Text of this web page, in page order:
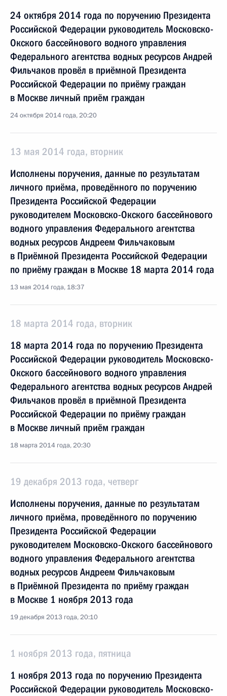
24 октября 2014 года по поручению Президента
Российской Федерации руководитель Московско-
Окского бассейнового водного управления
Федерального агентства водных ресурсов Андрей
Фильчаков провёл в приёмной Президента
Российской Федерации по приёму граждан
в Москве личный приём граждан
24 октября 2014 года, 20:20
13 мая 2014 года, вторник
Исполнены поручения, данные по результатам
личного приёма, проведённого по поручению
Президента Российской Федерации
руководителем Московско-Окского бассейнового
водного управления Федерального агентства
водных ресурсов Андреем Фильчаковым
в Приёмной Президента Российской Федерации
по приёму граждан в Москве 18 марта 2014 года
13 мая 2014 года, 18:37
18 марта 2014 года, вторник
18 марта 2014 года по поручению Президента
Российской Федерации руководитель Московско-
Окского бассейнового водного управления
Федерального агентства водных ресурсов Андрей
Фильчаков провёл в приёмной Президента
Российской Федерации по приёму граждан
в Москве личный приём граждан
18 марта 2014 года, 20:30
19 декабря 2013 года, четверг
Исполнены поручения, данные по результатам
личного приёма, проведённого по поручению
Президента Российской Федерации
руководителем Московско-Окского бассейнового
водного управления Федерального агентства
водных ресурсов Андреем Фильчаковым
в Приёмной Президента по приёму граждан
в Москве 1 ноября 2013 года
19 декабря 2013 года, 20:10
1 ноября 2013 года, пятница
1 ноября 2013 года по поручению Президента
Российской Федерации руководитель Московско-